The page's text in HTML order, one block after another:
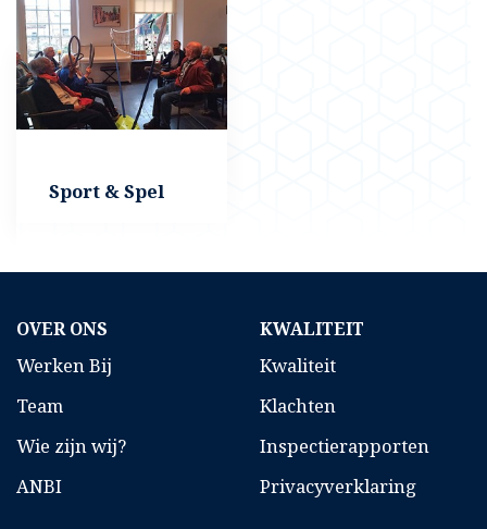
Sport & Spel
OVER ONS
Werken Bij
Team
Wie zijn wij?
ANBI
KWALITEIT
Kwaliteit
Klachten
Inspectierapporten
Privacyverklaring